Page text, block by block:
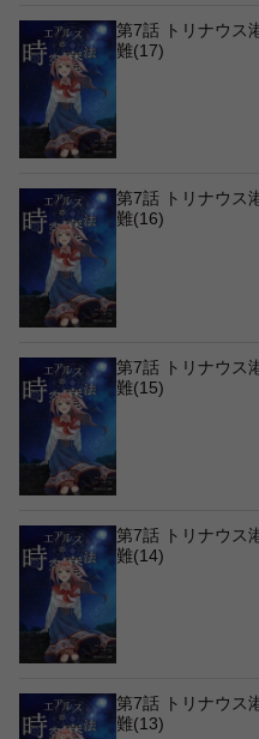
第7話 トリナウス
難(17)
第7話 トリナウス
難(16)
第7話 トリナウス
難(15)
第7話 トリナウス
難(14)
第7話 トリナウス
難(13)